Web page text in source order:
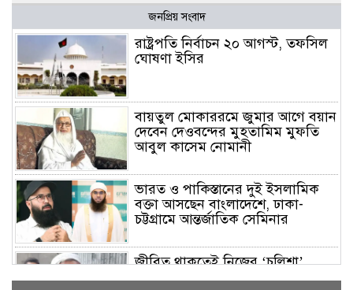
জনপ্রিয় সংবাদ
রাষ্ট্রপতি নির্বাচন ২০ আগস্ট, তফসিল
ঘোষণা ইসির
বায়তুল মোকাররমে জুমার আগে বয়ান
দেবেন দেওবন্দের মুহতামিম মুফতি
আবুল কাসেম নোমানী
ভারত ও পাকিস্তানের দুই ইসলামিক
বক্তা আসছেন বাংলাদেশে, ঢাকা-
চট্টগ্রামে আন্তর্জাতিক সেমিনার
জীবিত থাকতেই নিজের ‘চল্লিশা’
করলেন বৃদ্ধ, খেলেন ২ হাজার মানুষ